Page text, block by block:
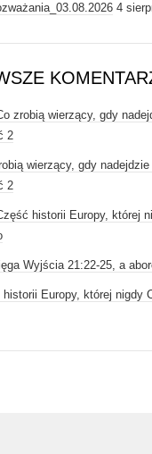
4
zrobią wierzący, gdy
2
wierzący, gdy
2
historii Europy, której
Wyjścia 21:22-25, a
historii Europy, której nigdy